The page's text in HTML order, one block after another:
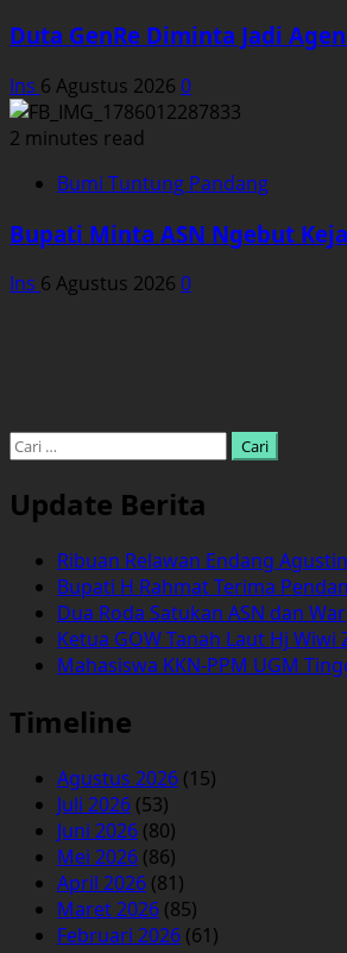
Duta GenRe Diminta Jadi
Ins 6 Agustus 2026 0
2 minutes read
Bumi Tuntung Pandang
Bupati Minta ASN Ngebut
Ins 6 Agustus 2026 0
Cari
Update Berita
Ribuan Relawan Endang
Bupati H Rahmat Terima
Dua Roda Satukan ASN dan
Ketua GOW Tanah Laut Hj
Mahasiswa KKN-PPM UGM
Timeline
Agustus 2026 (15)
Juli 2026 (53)
Juni 2026 (80)
Mei 2026 (86)
April 2026 (81)
Maret 2026 (85)
Februari 2026 (61)